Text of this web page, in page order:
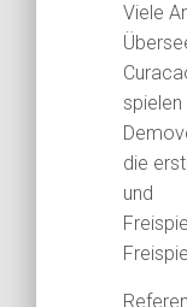
Viele
die
und